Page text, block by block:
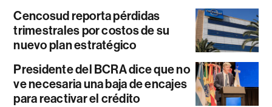
Cencosud reporta pérdidas
trimestrales por costos de su
nuevo plan estratégico
Presidente del BCRA dice que no
ve necesaria una baja de encajes
para reactivar el crédito